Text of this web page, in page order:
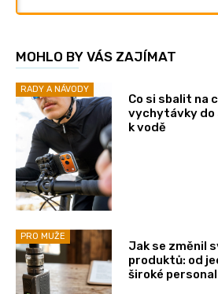
MOHLO BY VÁS ZAJÍMAT
RADY A NÁVODY
Co si sbalit na
vychytávky do
k vodě
PRO MUŽE
Jak se změnil
produktů: od
široké